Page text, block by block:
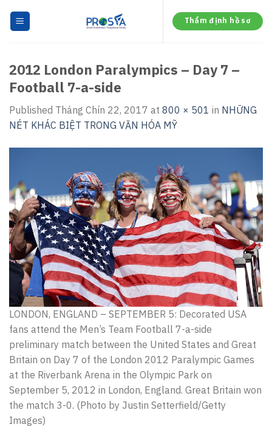
Thẩm định hồ sơ
2012 London Paralympics – Day 7 –
Football 7-a-side
Published Tháng Chín 22, 2017 at 800 × 501 in NHỮNG
NÉT KHÁC BIỆT TRONG VĂN HÓA MỸ
LONDON, ENGLAND – SEPTEMBER 5: Decorated USA
fans attend the Men’s Team Football 7-a-side
preliminary match between the United States and Great
Britain on Day 7 of the London 2012 Paralympic Games
at the Riverbank Arena in the Olympic Park on
September 5, 2012 in London, England. Great Britain won
the match 3-0. (Photo by Justin Setterfield/Getty
Images)